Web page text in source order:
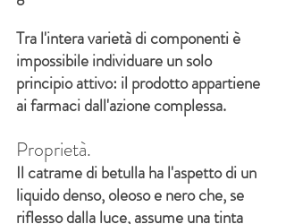
Tra l'intera varietà di componenti è
impossibile individuare un solo
principio attivo: il prodotto appartiene
ai farmaci dall'azione complessa.
Proprietà.
Il catrame di betulla ha l'aspetto di un
liquido denso, oleoso e nero che, se
riflesso dalla luce, assume una tinta